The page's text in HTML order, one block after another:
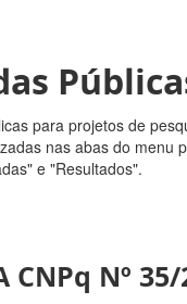
para projetos de
nas abas do menu
e "Resultados".
CNPq Nº